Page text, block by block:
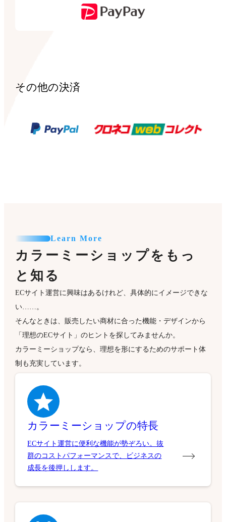
その他の決済
Learn More
カラーミーショップをもっ
と知る
ECサイト運営に興味はあるけれど、具体的にイメージできな
い……。
そんなときは、販売したい商材に合った機能・デザインから
「理想のECサイト」のヒントを探してみませんか。
カラーミーショップなら、理想を形にするためのサポート体
制も充実しています。
カラーミーショップの特長
ECサイト運営に便利な機能が勢ぞろい。抜
群のコストパフォーマンスで、ビジネスの
成長を後押しします。